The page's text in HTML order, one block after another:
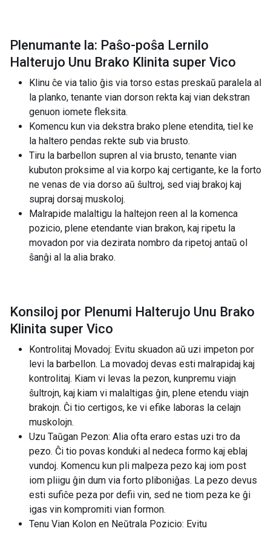
Plenumante la: Paŝo-poŝa Lernilo
Halterujo Unu Brako Klinita super Vico
Klinu ĉe via talio ĝis via torso estas preskaŭ paralela al
la planko, tenante vian dorson rekta kaj vian dekstran
genuon iomete fleksita.
Komencu kun via dekstra brako plene etendita, tiel ke
la haltero pendas rekte sub via brusto.
Tiru la barbellon supren al via brusto, tenante vian
kubuton proksime al via korpo kaj certigante, ke la forto
ne venas de via dorso aŭ ŝultroj, sed viaj brakoj kaj
supraj dorsaj muskoloj.
Malrapide malaltigu la haltejon reen al la komenca
pozicio, plene etendante vian brakon, kaj ripetu la
movadon por via dezirata nombro da ripetoj antaŭ ol
ŝanĝi al la alia brako.
Konsiloj por Plenumi Halterujo Unu Brako
Klinita super Vico
Kontrolitaj Movadoj: Evitu skuadon aŭ uzi impeton por
levi la barbellon. La movadoj devas esti malrapidaj kaj
kontrolitaj. Kiam vi levas la pezon, kunpremu viajn
ŝultrojn, kaj kiam vi malaltigas ĝin, plene etendu viajn
brakojn. Ĉi tio certigos, ke vi efike laboras la celajn
muskolojn.
Uzu Taŭgan Pezon: Alia ofta eraro estas uzi tro da
pezo. Ĉi tio povas konduki al nedeca formo kaj eblaj
vundoj. Komencu kun pli malpeza pezo kaj iom post
iom pliigu ĝin dum via forto pliboniĝas. La pezo devus
esti sufiĉe peza por defii vin, sed ne tiom peza ke ĝi
igas vin kompromiti vian formon.
Tenu Vian Kolon en Neŭtrala Pozicio: Evitu